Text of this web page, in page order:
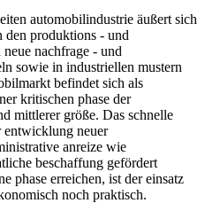
automobilindustrie äußert sich
den produktions - und
nachfrage - und
sowie in industriellen mustern
befindet sich als
kritischen phase der
mittlerer größe. Das schnelle
entwicklung neuer
anreize wie
beschaffung gefördert
phase erreichen, ist der einsatz
noch praktisch.